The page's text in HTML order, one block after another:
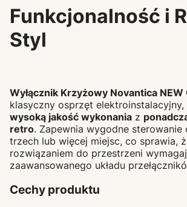
Funkcjonalność i
Styl
Wyłącznik Krzyżowy Novantica NEW
klasyczny osprzęt elektroinstalacyjny,
wysoką jakość wykonania z
retro. Zapewnia wygodne sterowanie
trzech lub więcej miejsc, co sprawia,
rozwiązaniem do przestrzeni
zaawansowanego układu
Cechy produktu